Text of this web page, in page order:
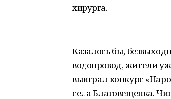
хирурга.
Казалось бы,
водопровод, жители
выиграл конкурс
села Благовещенка.